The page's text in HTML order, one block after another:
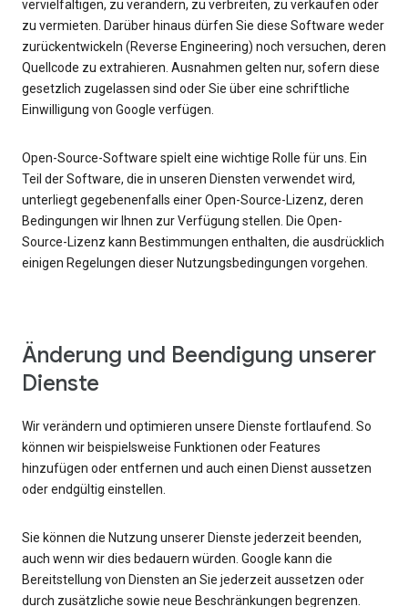
vervielfältigen, zu verändern, zu verbreiten, zu verkaufen oder
zu vermieten. Darüber hinaus dürfen Sie diese Software weder
zurückentwickeln (Reverse Engineering) noch versuchen, deren
Quellcode zu extrahieren. Ausnahmen gelten nur, sofern diese
gesetzlich zugelassen sind oder Sie über eine schriftliche
Einwilligung von Google verfügen.
Open-Source-Software spielt eine wichtige Rolle für uns. Ein
Teil der Software, die in unseren Diensten verwendet wird,
unterliegt gegebenenfalls einer Open-Source-Lizenz, deren
Bedingungen wir Ihnen zur Verfügung stellen. Die Open-
Source-Lizenz kann Bestimmungen enthalten, die ausdrücklich
einigen Regelungen dieser Nutzungsbedingungen vorgehen.
Änderung und Beendigung unserer
Dienste
Wir verändern und optimieren unsere Dienste fortlaufend. So
können wir beispielsweise Funktionen oder Features
hinzufügen oder entfernen und auch einen Dienst aussetzen
oder endgültig einstellen.
Sie können die Nutzung unserer Dienste jederzeit beenden,
auch wenn wir dies bedauern würden. Google kann die
Bereitstellung von Diensten an Sie jederzeit aussetzen oder
durch zusätzliche sowie neue Beschränkungen begrenzen.